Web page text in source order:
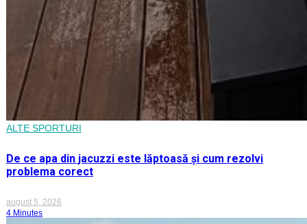
ALTE SPORTURI
De ce apa din jacuzzi este lăptoasă și cum rezolvi
problema corect
august 5, 2026
4 Minutes